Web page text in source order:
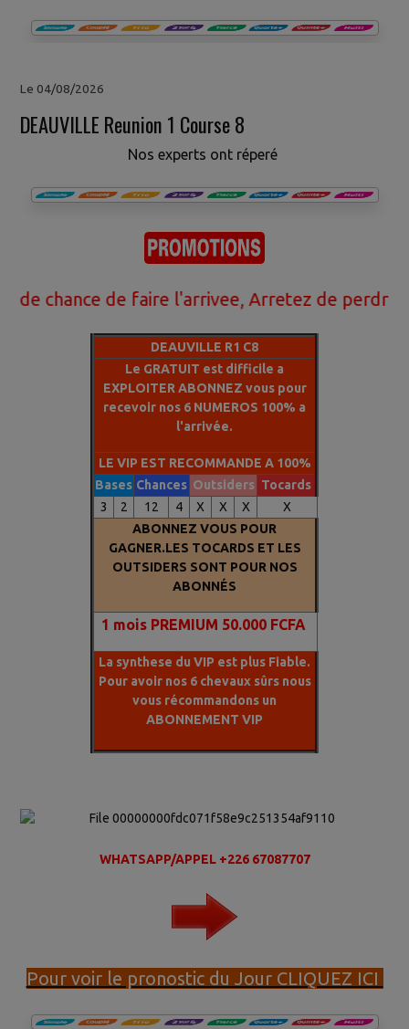
Le 04/08/2026
DEAUVILLE Reunion 1 Course 8
Nos experts ont réperé
de faire l'arrivee, Arretez de perdre
DEAUVILLE R1 C8
Le GRATUIT est difficile a
EXPLOITER ABONNEZ vous pour
recevoir nos 6 NUMEROS 100% a
l'arrivée.
LE VIP EST RECOMMANDE A 100%
Bases Chances Outsiders Tocards
3
2 12 4 X X X
X
ABONNEZ VOUS POUR
GAGNER.LES TOCARDS ET LES
OUTSIDERS SONT POUR NOS
ABONNÉS
1 mois PREMIUM 50.000 FCFA
La synthese du VIP est plus Fiable.
Pour avoir nos 6 chevaux sûrs nous
vous récommandons un
ABONNEMENT VIP
WHATSAPP/APPEL +226 67087707
Pour voir le pronostic du Jour CLIQUEZ ICI